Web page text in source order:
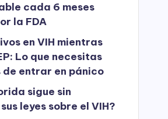
cada 6 meses
la FDA
en VIH mientras
Lo que necesitas
de entrar en pánico
sigue sin
leyes sobre el VIH?